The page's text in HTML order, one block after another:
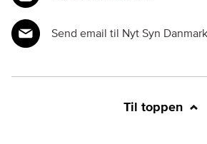
Send email til Nyt Syn
Til toppen